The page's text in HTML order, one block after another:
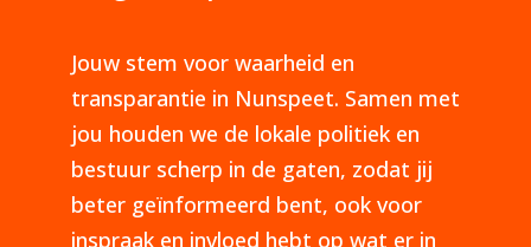
Jouw stem voor waarheid en
transparantie in Nunspeet. Samen met
jou houden we de lokale politiek en
bestuur scherp in de gaten, zodat jij
beter geïnformeerd bent, ook voor
inspraak en invloed hebt op wat er in